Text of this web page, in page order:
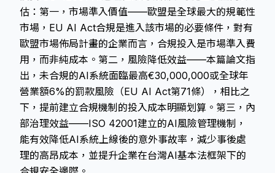
估：第一，市場準入價值——歐盟是全球最大的規範性
市場，EU AI Act合規是進入該市場的必要條件，對有
歐盟市場佈局計畫的企業而言，合規投入是市場準入費
用，而非純成本。第二，風險降低效益——本篇論文指
出，未合規的AI系統面臨最高€30,000,000或全球年
營業額6%的罰款風險（EU AI Act第71條），相比之
下，提前建立合規機制的投入成本明顯划算。第三，內
部治理效益——ISO 42001建立的AI風險管理機制，
能有效降低AI系統上線後的意外事故率，減少事後處
理的高昂成本，並提升企業在台灣AI基本法框架下的